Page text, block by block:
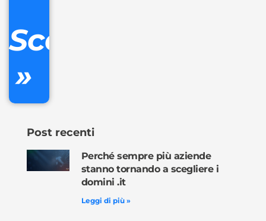
Scopri
»
Post recenti
Perché sempre più aziende
stanno tornando a scegliere i
domini .it
Leggi di più »